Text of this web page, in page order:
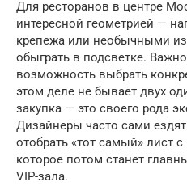
Для ресторанов в центре
интересной геометрией —
крепежа или необычными
обыграть в подсветке.
возможность выбрать
этом деле не бывает двух
закупка — это своего рода
Дизайнеры часто сами
отобрать «тот самый» лист
которое потом станет
VIP-зала.